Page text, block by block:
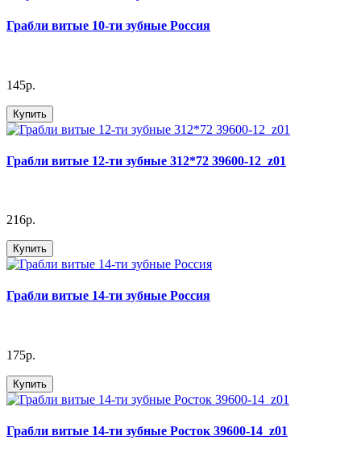
Грабли витые 10-ти зубные Россия
145р.
Купить
Грабли витые 12-ти зубные 312*72 39600-12_z01
216р.
Купить
Грабли витые 14-ти зубные Россия
175р.
Купить
Грабли витые 14-ти зубные Росток 39600-14_z01